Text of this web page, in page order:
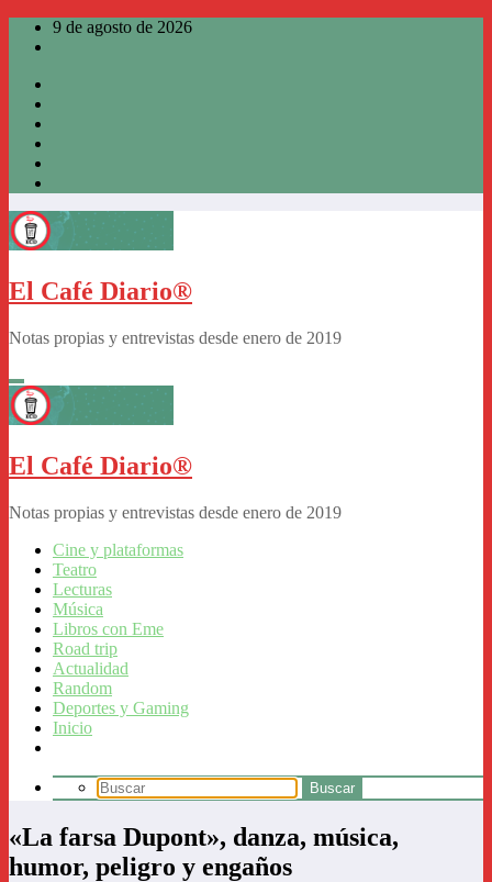
Saltar
9 de agosto de 2026
El Café Diario®
Notas propias y entrevistas desde enero de 2019
El Café Diario®
Notas propias y entrevistas desde enero de 2019
Cine y plataformas
Teatro
Lecturas
Música
Libros con Eme
Road trip
Actualidad
Random
Deportes y Gaming
Inicio
«La farsa Dupont», danza, música,
humor, peligro y engaños